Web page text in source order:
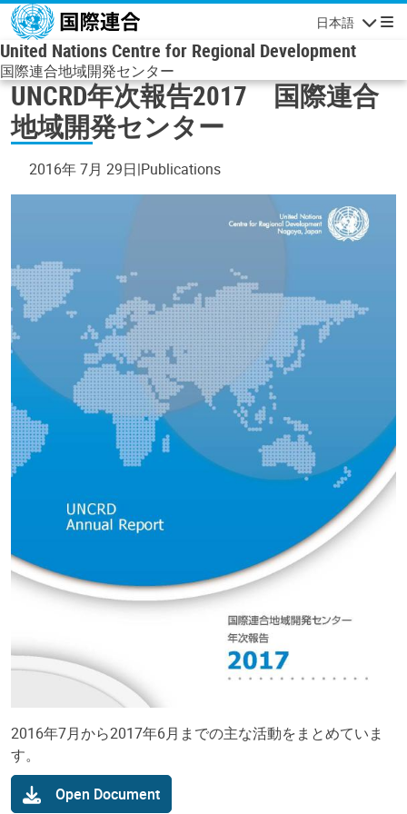
メインコンテンツに移動
日本語
ナビゲーシ
United Nations Centre for Regional Development
国際連合地域開発センター
UNCRD年次報告2017 国際連合
地域開発センター
2016年 7月 29日 Publications
2016年7月から2017年6月までの主な活動をまとめていま
す。
Open Document